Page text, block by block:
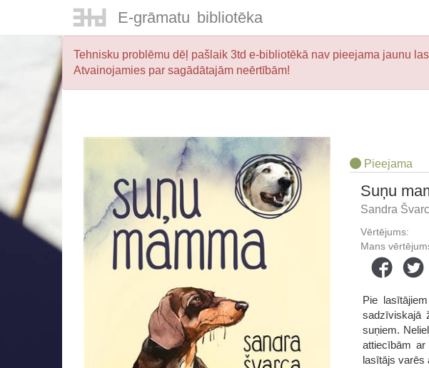
E-grāmatu bibliotēka
Tehnisku problēmu dēļ pašlaik 3td e-bibliotēkā nav pieejama jaunu
Atvainojamies par sagādātajām neērtībām!
Pieejama
Suņu
Sandra
Vērtējums:
Mans
Pie
sadzīviskajā
suņiem.
attiecībām ar
lasītājs varēs